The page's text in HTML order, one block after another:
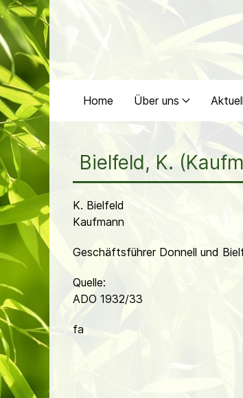
Home Über uns
Bielfeld, K.
K. Bielfeld
Kaufmann
Geschäftsführer Donnell und
Quelle:
ADO 1932/33
fa